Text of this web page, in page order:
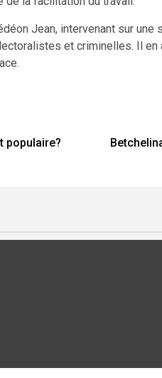
Jean, intervenant sur
et criminelles. Il
populaire?